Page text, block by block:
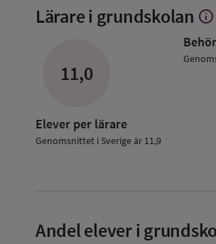
Lärare i grundskolan Visa
om
info
11,0
Elever per lärare
Genomsnittet i Sverige är 11,9
Andel elever i